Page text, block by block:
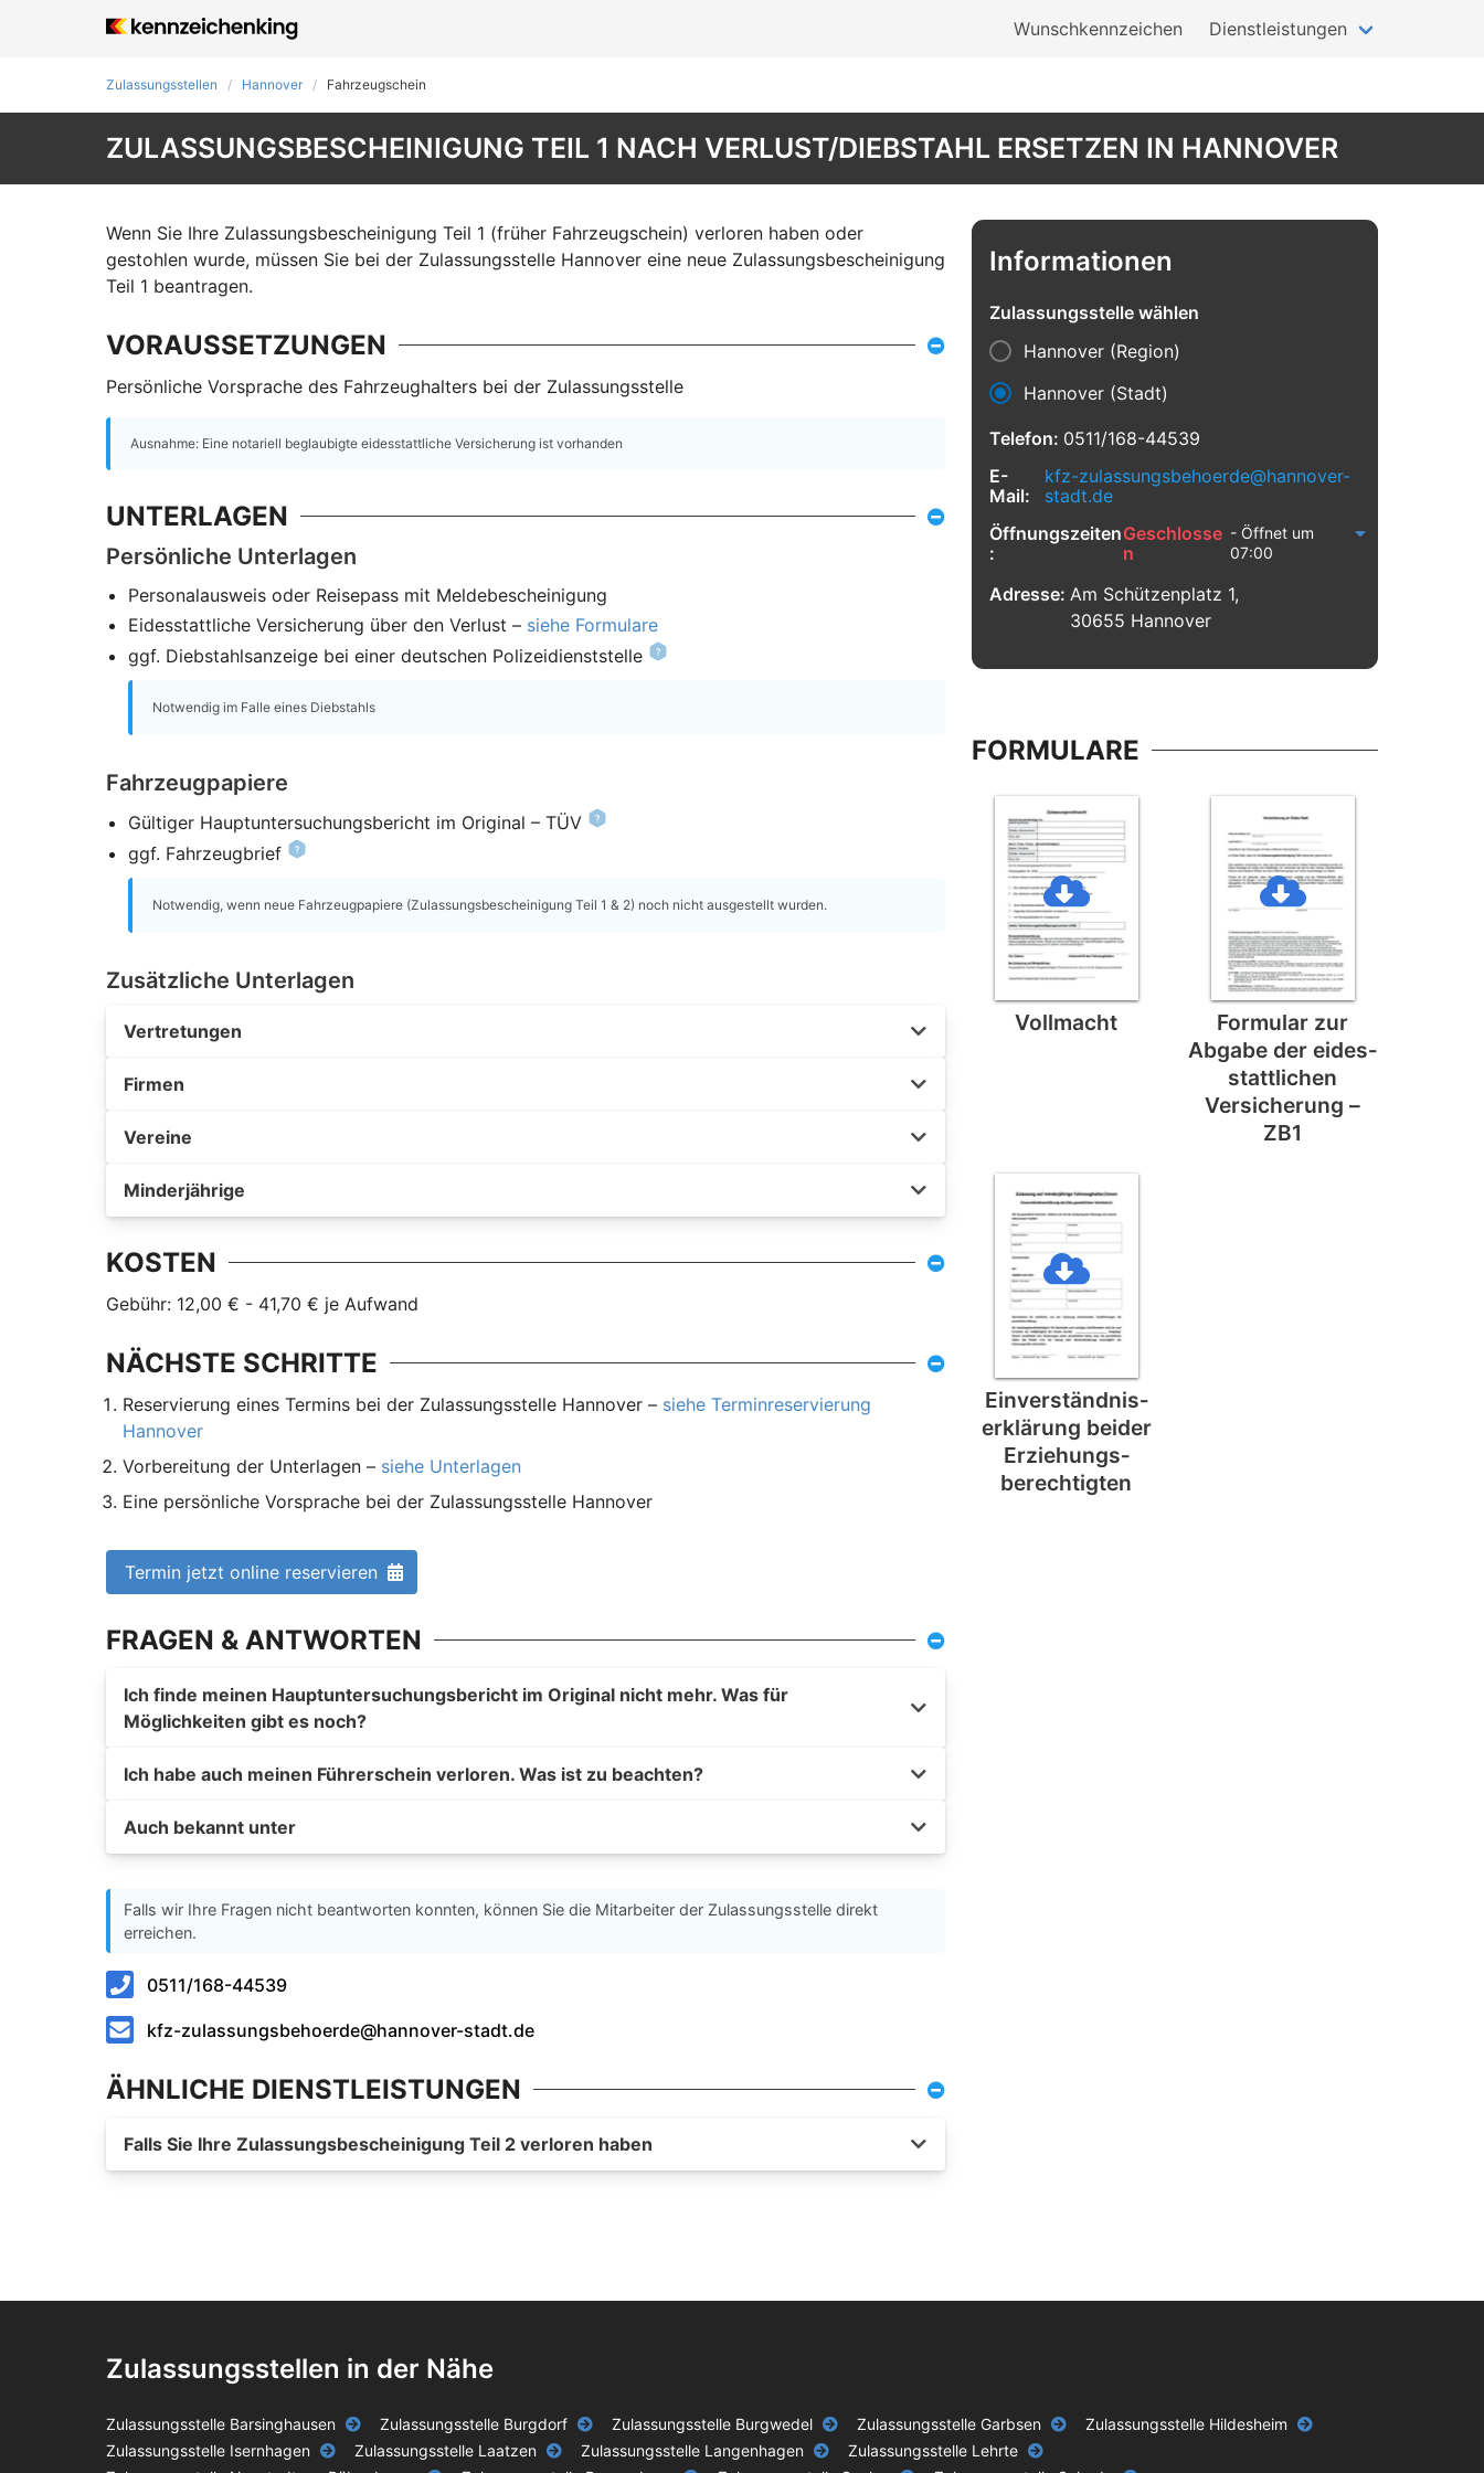
Wunschkennzeichen Dienstleistungen
Zulassungsstellen Hannover Fahrzeugschein
ZULASSUNGSBESCHEINIGUNG TEIL 1 NACH VERLUST/DIEBSTAHL ERSETZEN IN HANNOVER
Wenn Sie Ihre Zulassungsbescheinigung Teil 1 (früher Fahrzeugschein) verloren haben oder
gestohlen wurde, müssen Sie bei der Zulassungsstelle Hannover eine neue Zulassungsbescheinigung
Teil 1 beantragen.
VORAUSSETZUNGEN
Persönliche Vorsprache des Fahrzeughalters bei der Zulassungsstelle
Ausnahme: Eine notariell beglaubigte eidesstattliche Versicherung ist vorhanden
UNTERLAGEN
Persönliche Unterlagen
Personalausweis oder Reisepass mit Meldebescheinigung
Eidesstattliche Versicherung über den Verlust – siehe Formulare
ggf. Diebstahlsanzeige bei einer deutschen Polizeidienststelle
Notwendig im Falle eines Diebstahls
Fahrzeugpapiere
Gültiger Hauptuntersuchungsbericht im Original – TÜV
ggf. Fahrzeugbrief
Notwendig, wenn neue Fahrzeugpapiere (Zulassungsbescheinigung Teil 1 & 2) noch nicht ausgestellt wurden.
Zusätzliche Unterlagen
Vertretungen
Firmen
Vereine
Minderjährige
KOSTEN
Gebühr: 12,00 € - 41,70 € je Aufwand
NÄCHSTE SCHRITTE
Reservierung eines Termins bei der Zulassungsstelle Hannover – siehe Terminreservierung
Hannover
Vorbereitung der Unterlagen – siehe Unterlagen
Eine persönliche Vorsprache bei der Zulassungsstelle Hannover
Termin jetzt online reservieren
FRAGEN & ANTWORTEN
Ich finde meinen Hauptuntersuchungsbericht im Original nicht mehr. Was für
Möglichkeiten gibt es noch?
Ich habe auch meinen Führerschein verloren. Was ist zu beachten?
Auch bekannt unter
Falls wir Ihre Fragen nicht beantworten konnten, können Sie die Mitarbeiter der Zulassungsstelle direkt
erreichen.
0511/168-44539
kfz-zulassungsbehoerde@hannover-stadt.de
ÄHNLICHE DIENSTLEISTUNGEN
Falls Sie Ihre Zulassungsbescheinigung Teil 2 verloren haben
Informationen
Zulassungsstelle wählen
Hannover (Region)
Hannover (Stadt)
Telefon: 0511/168-44539
E-
Mail:
kfz-zulassungsbehoerde@hannover-
stadt.de
Öffnungszeiten
:
Geschlosse
n
- Öffnet um
07:00
Adresse: Am Schützenplatz 1,
30655 Hannover
FORMULARE
Vollmacht
Formular zur
Abgabe der eides­
stattlichen
Versicherung –
ZB1
Einverständnis­
erklärung beider
Erziehungs­
berechtigten
Zulassungsstellen in der Nähe
Zulassungsstelle Barsinghausen Zulassungsstelle Burgdorf Zulassungsstelle Burgwedel Zulassungsstelle Garbsen
Zulassungsstelle Hildesheim
Zulassungsstelle Isernhagen
Zulassungsstelle Laatzen Zulassungsstelle Langenhagen
Zulassungsstelle Lehrte